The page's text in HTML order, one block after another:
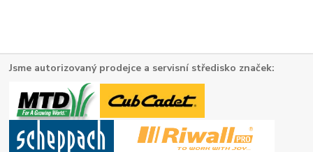
Jsme autorizovaný prodejce a servisní středisko značek: